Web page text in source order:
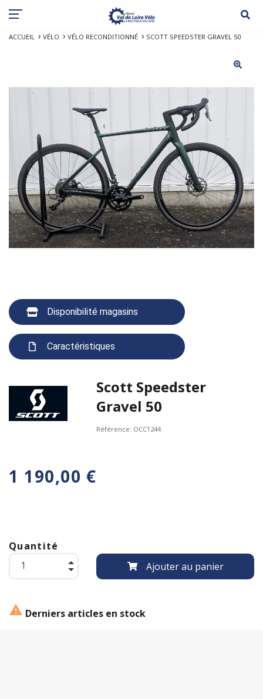
ACCUEIL VÉLO VÉLO RECONDITIONNÉ SCOTT SPEEDSTER GRAVEL 50
Disponibilité magasins
Caractéristiques
Scott Speedster
Gravel 50
Référence: OCC1244
1 190,00 €
Quantité
Ajouter au panier
 Derniers articles en stock